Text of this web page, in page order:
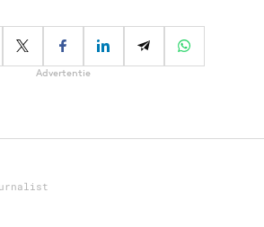
Advertentie